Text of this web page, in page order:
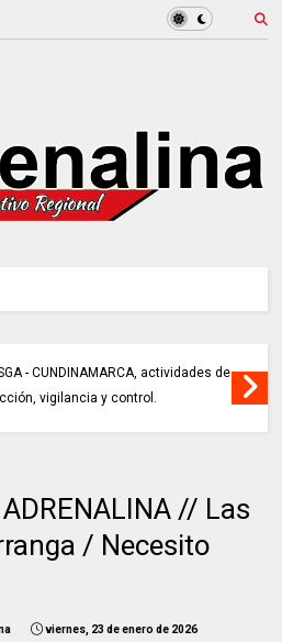
- CUNDINAMARCA, actividades de
vigilancia y control.
// Las
/ Necesito
viernes, 23 de enero de 2026